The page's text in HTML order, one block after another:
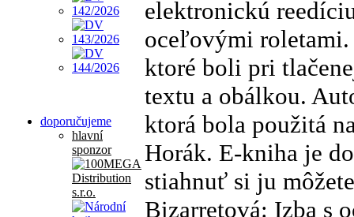
doporučujeme
hlavní
sponzor
elektronickú
oceľovými
ktoré boli pri
textu a obálkou.
ktorá bola použitá
Horák. E-kniha je
stiahnuť si ju
Bizarretová: Izba s